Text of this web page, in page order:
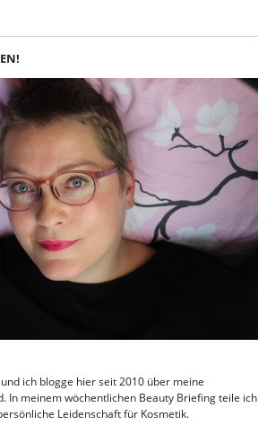
ich blogge hier seit 2010 über meine
In meinem wöchentlichen Beauty Briefing teile ich
Leidenschaft für Kosmetik.